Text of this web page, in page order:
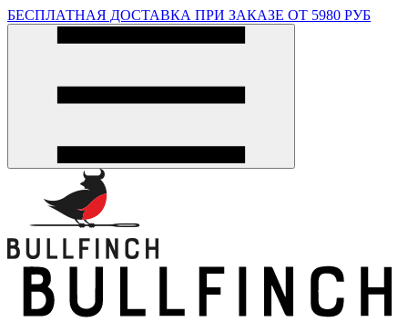
БЕСПЛАТНАЯ ДОСТАВКА ПРИ ЗАКАЗЕ ОТ 5980 РУБ